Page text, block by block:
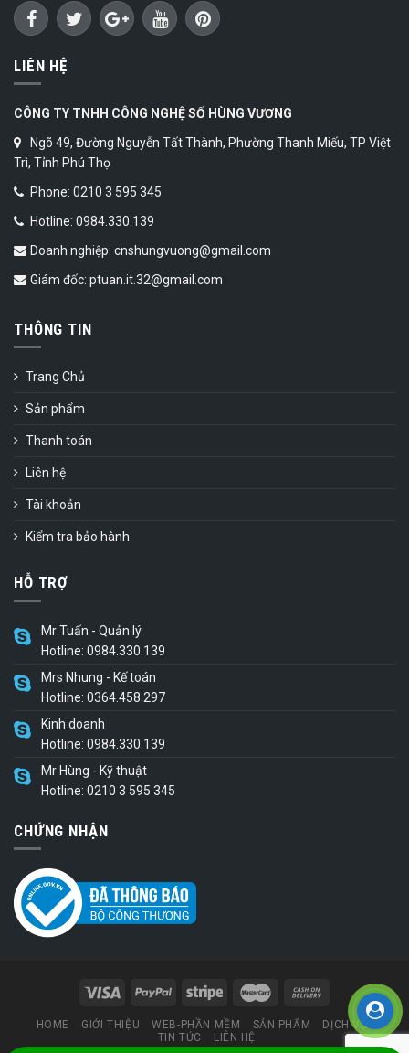
LIÊN HỆ
CÔNG TY TNHH CÔNG NGHỆ SỐ HÙNG VƯƠNG
Ngõ 49, Đường Nguyễn Tất Thành, Phường Thanh Miếu, TP Việt
Trì, Tỉnh Phú Thọ
Phone: 0210 3 595 345
Hotline: 0984.330.139
Doanh nghiệp: cnshungvuong@gmail.com
Giám đốc: ptuan.it.32@gmail.com
THÔNG TIN
Trang Chủ
Sản phẩm
Thanh toán
Liên hệ
Tài khoản
Kiểm tra bảo hành
HỖ TRỢ
Mr Tuấn - Quản lý
Hotline: 0984.330.139
Mrs Nhung - Kế toán
Hotline: 0364.458.297
Kinh doanh
Hotline: 0984.330.139
Mr Hùng - Kỹ thuật
Hotline: 0210 3 595 345
CHỨNG NHẬN
HOME GIỚI THIỆU WEB-PHẦN MỀM SẢN PHẨM
DỊCH VỤ
TIN TỨC
LIÊN HỆ